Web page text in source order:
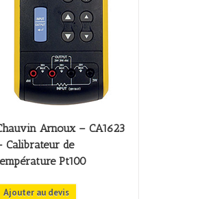
Arnoux – CA1623
Calibrateur de
Pt100
Ajouter au devis